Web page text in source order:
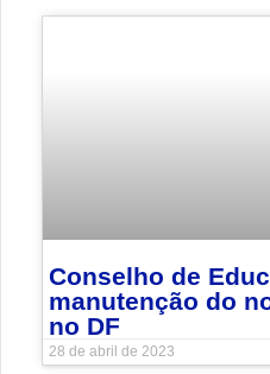
Conselho de
manutenção do
no DF
28 de abril de 2023